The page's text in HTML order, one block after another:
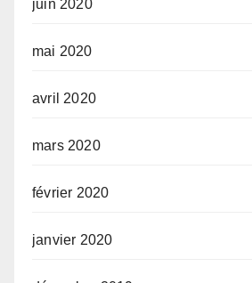
juin 2020
mai 2020
avril 2020
mars 2020
février 2020
janvier 2020